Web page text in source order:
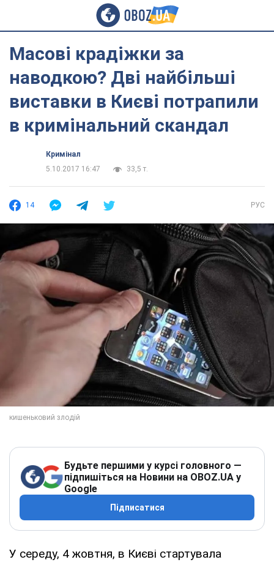
Масові крадіжки за
наводкою? Дві найбільші
виставки в Києві потрапили
в кримінальний скандал
Кримінал
5.10.2017 16:47
33,5 т.
14 РУС
Будьте першими у курсі головного —
підпишіться на Новини на OBOZ.UA у
Google
Підписатися
У середу, 4 жовтня, в Києві стартувала